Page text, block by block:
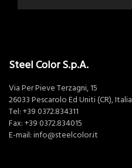
Steel Color S.p.A.
Via Per Pieve Terzagni, 15
26033 Pescarolo Ed Uniti (CR), Italia
Tel: +39 0372.834311
Fax: +39 0372.834015
E-mail: info@steelcolor.it